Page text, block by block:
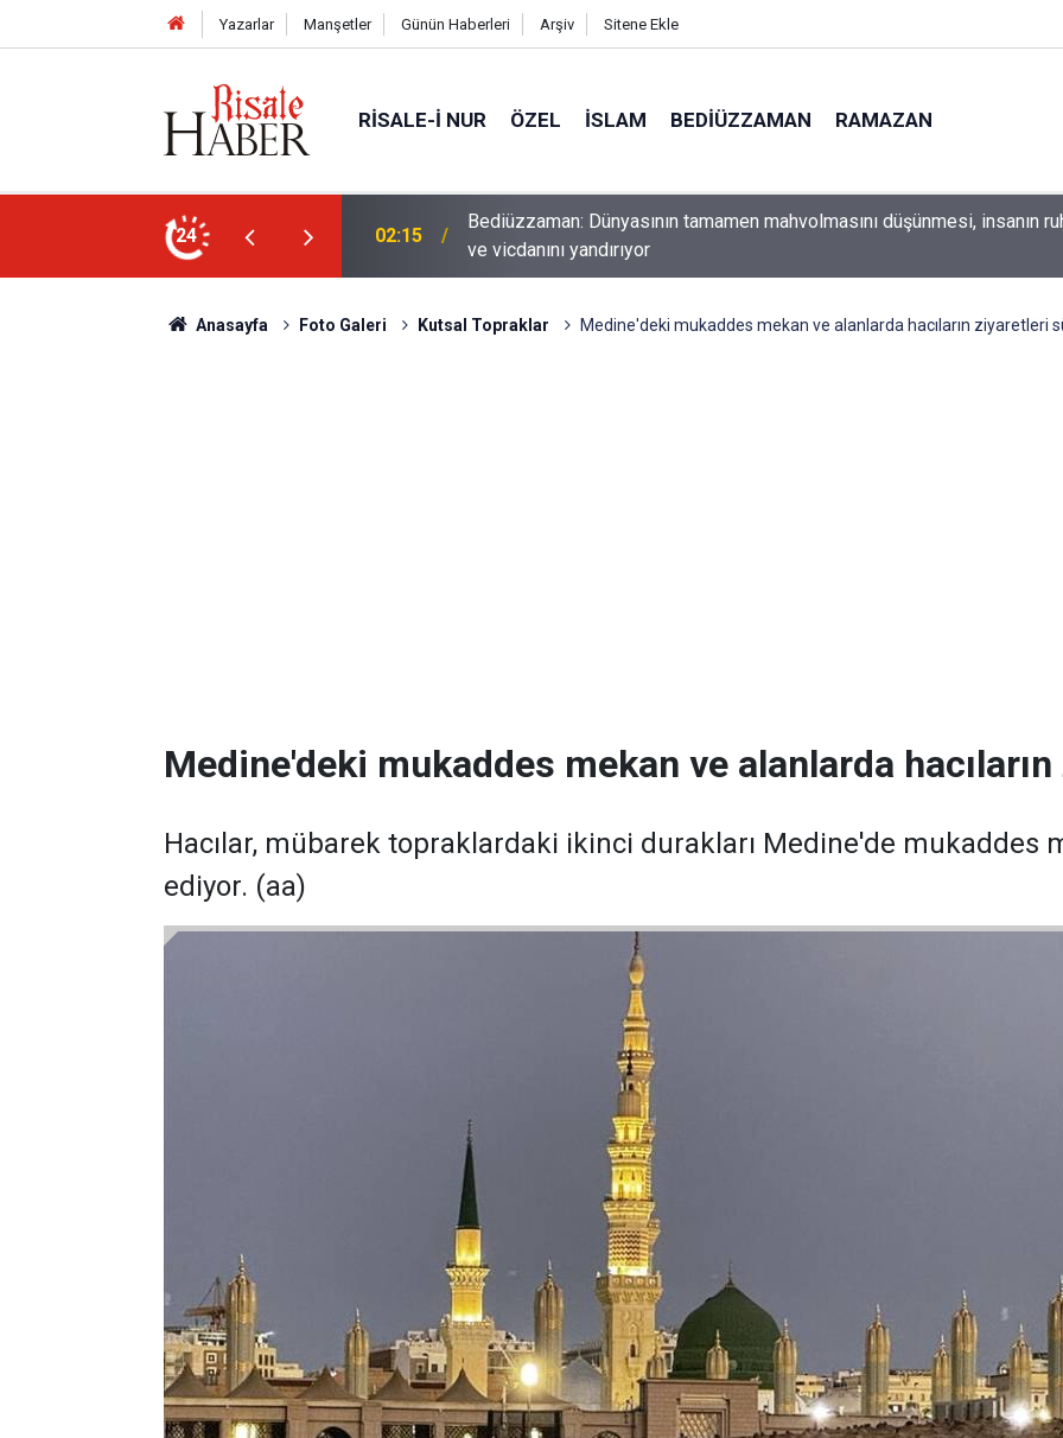
Yazarlar Manşetler Günün Haberleri Arşiv Sitene Ekle
RISALE-I NUR ÖZEL İSLAM BEDIÜZZAMAN RAMAZAN
24
mahvolmasını düşünmesi, insanın ruhunu
01:45 Paçalarını yerde sürünmeyecek şekilde yukarıda tut
Anasayfa Foto Galeri Kutsal Topraklar Medine'deki mukaddes mekan ve alanlarda hacıların ziyaretleri
Medine'deki mukaddes mekan ve alanlarda
Hacılar, mübarek topraklardaki ikinci durakları Medine'de mukaddes
ediyor. (aa)